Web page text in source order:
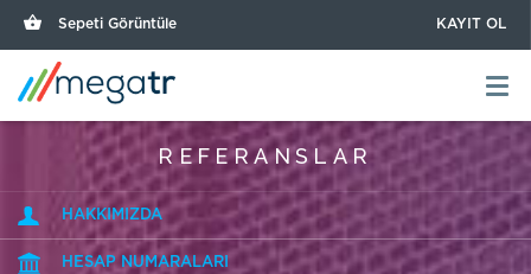
Sepeti Görüntüle KAYIT OL
REFERANSLAR
HAKKIMIZDA
HESAP NUMARALARI